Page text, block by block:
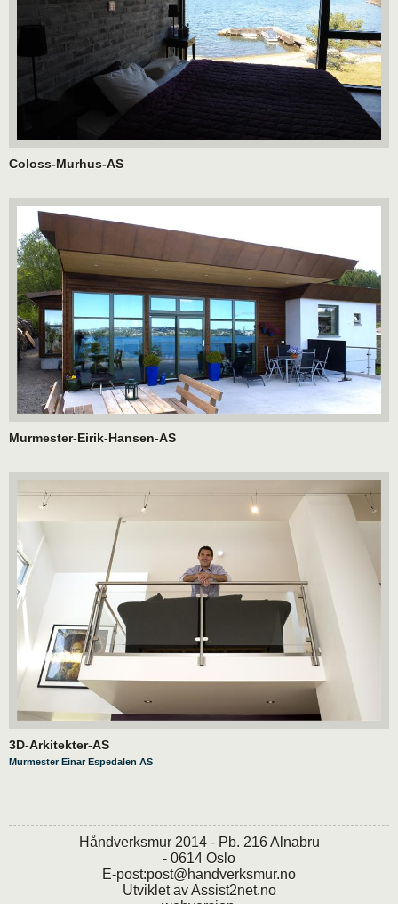
Coloss-Murhus-AS
Murmester-Eirik-Hansen-AS
3D-Arkitekter-AS
Murmester Einar Espedalen AS
Håndverksmur 2014 - Pb. 216 Alnabru
- 0614 Oslo
E-post:post@handverksmur.no
Utviklet avAssist2net.no